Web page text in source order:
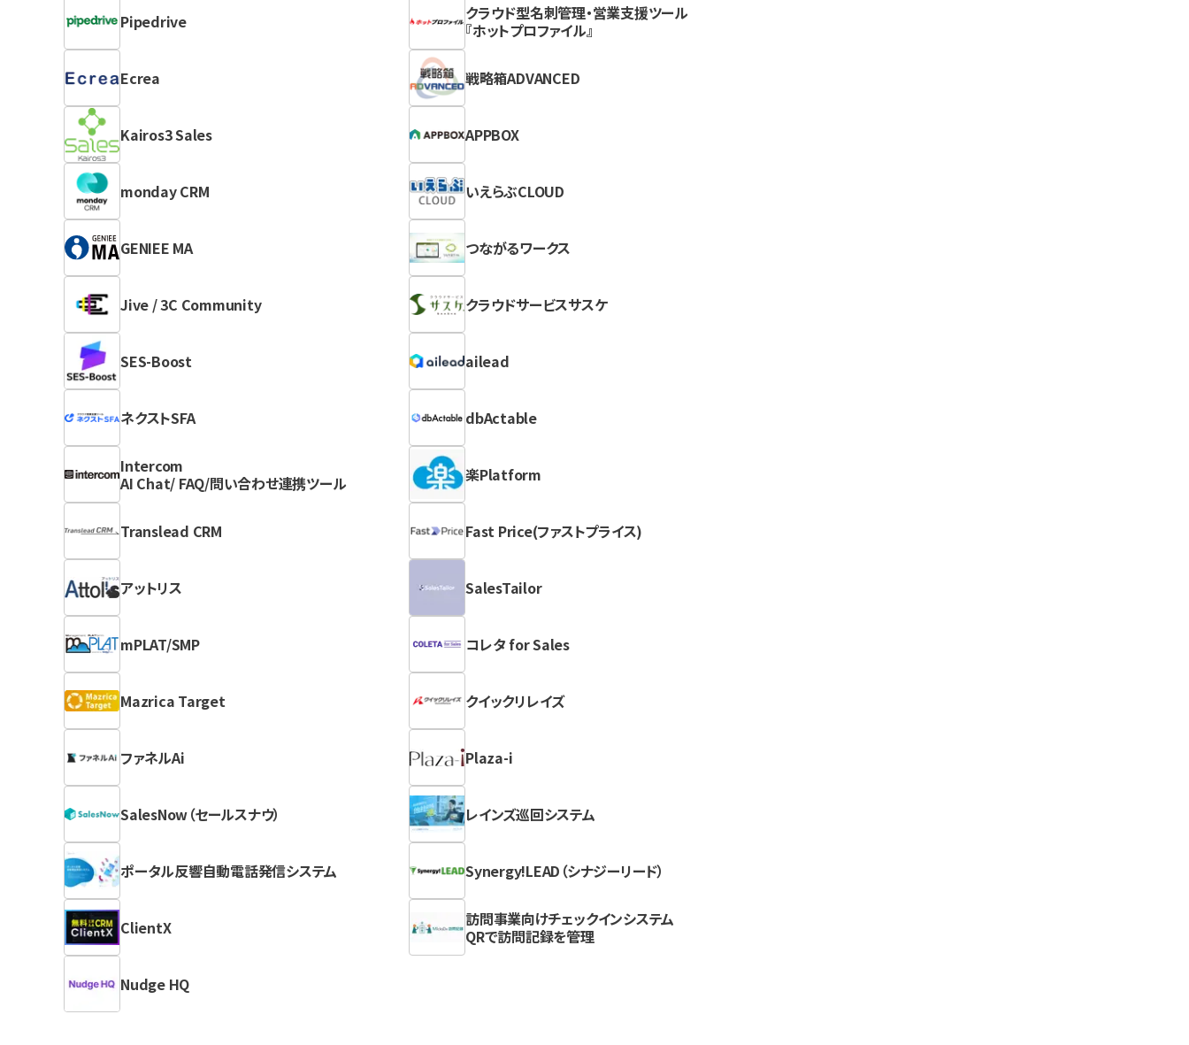
Pipedrive
クラウド型名刺管理・営業支援ツール
『ホットプロファイル』
Ecrea 戦略箱ADVANCED
Kairos3 Sales APPBOX
monday CRM いえらぶCLOUD
GENIEE MA つながるワークス
Jive / 3C Community クラウドサービスサスケ
SES-Boost ailead
ネクストSFA dbActable
Intercom
AI Chat/ FAQ/問い合わせ連携ツール
楽Platform
Translead CRM Fast Price(ファストプライス)
アットリス SalesTailor
mPLAT/SMP コレタ for Sales
Mazrica Target クイックリレイズ
ファネルAi Plaza-i
SalesNow（セールスナウ） レインズ巡回システム
ポータル反響自動電話発信システム Synergy!LEAD（シナジーリード）
ClientX
訪問事業向けチェックインシステム
QRで訪問記録を管理
Nudge HQ